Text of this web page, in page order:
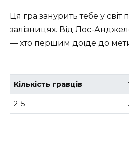
Ця гра занурить тебе у
залізницях. Від Лос-
— хто першим доїде до
Кількість гравців
2-5